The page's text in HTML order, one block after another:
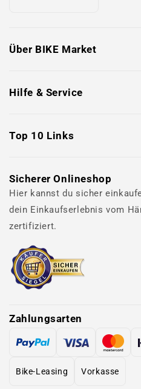
Über BIKE Market
Hilfe & Service
Top 10 Links
Sicherer Onlineshop
Hier kannst du sicher
dein Einkaufserlebnis vom
zertifiziert.
Zahlungsarten
Bike-Leasing Vorkasse